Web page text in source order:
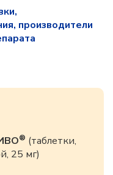
производители
® (таблетки,
25 мг)